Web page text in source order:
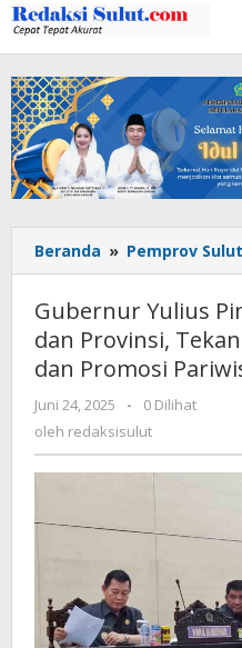
Lewati
ke
konten
Beranda » Pemprov Sulut
Gubernur Yulius
dan Provinsi,
dan Promosi
Juni 24, 2025
oleh
redaksisulut
-
0 Dilihat
oleh redaksisulut